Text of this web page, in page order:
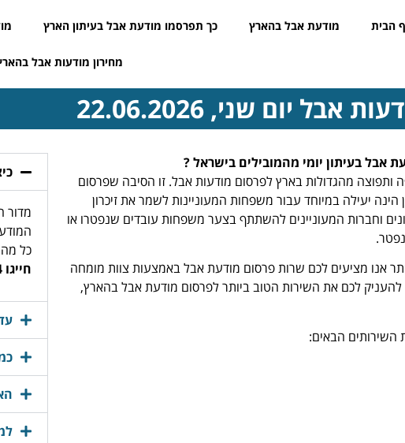
הבית מודעת אבל בהארץ כך תפרסמו מודעת אבל בעיתון הארץ
מחירון מודעות אבל
אבל יום שני, 22.06.2026
אבל בעיתון יומי מהמובילים בישראל ?
ותפוצה מהגדולות בארץ לפרסום מודעות אבל. זו הסיבה שפרסום
הינה יעילה במיוחד עבור משפחות המעוניינות לשמר את זיכרון
וחברות המעוניינים להשתתף בצער משפחות עובדים שנפטרו או
אנו מציעים לכם שרות פרסום מודעת אבל באמצעות צוות מומחה
7 על מנת להעניק לכם את השירות הטוב ביותר לפרסום מודעת אבל בהארץ,
השירותים הבאים:
מדור
כל מה
חייגו 24 שעות לטלפון 03-9772300